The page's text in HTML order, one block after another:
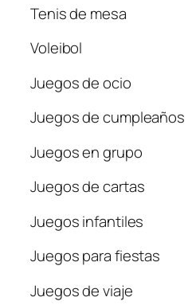
Tenis de mesa
Voleibol
Juegos de ocio
Juegos de cumpleaños
Juegos en grupo
Juegos de cartas
Juegos infantiles
Juegos para fiestas
Juegos de viaje